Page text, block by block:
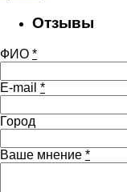
Отзывы
ФИО *
E-mail *
Город
Ваше мнение *